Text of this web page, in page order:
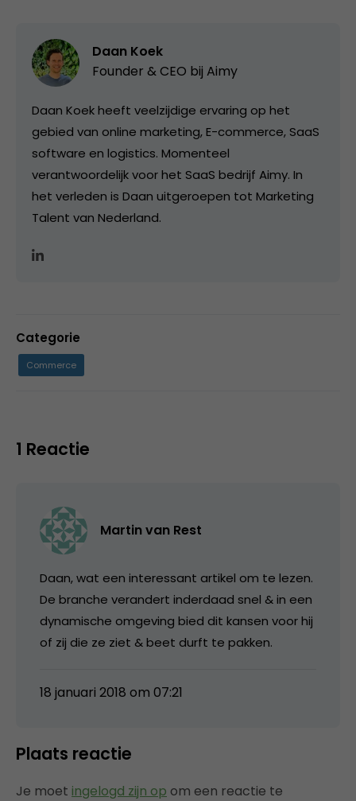
Daan Koek
Founder & CEO bij Aimy
Daan Koek heeft veelzijdige ervaring op het
gebied van online marketing, E-commerce, SaaS
software en logistics. Momenteel
verantwoordelijk voor het SaaS bedrijf Aimy. In
het verleden is Daan uitgeroepen tot Marketing
Talent van Nederland.
Categorie
Commerce
1 Reactie
Martin van Rest
Daan, wat een interessant artikel om te lezen.
De branche verandert inderdaad snel & in een
dynamische omgeving bied dit kansen voor hij
of zij die ze ziet & beet durft te pakken.
18 januari 2018 om 07:21
Plaats reactie
Je moet ingelogd zijn op om een reactie te